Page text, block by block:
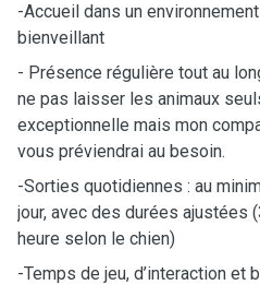
-Accueil dans un
bienveillant
- Présence régulière tout au
ne pas laisser les animaux
exceptionnelle mais mon
vous préviendrai au besoin.
-Sorties quotidiennes : au
jour, avec des durées ajustées
heure selon le chien)
-Temps de jeu, d’interaction et